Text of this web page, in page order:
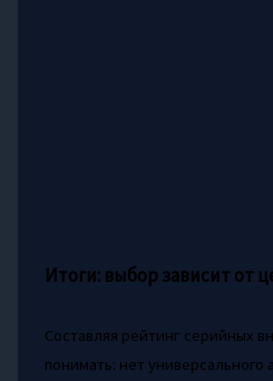
Итоги: выбор зависит от
Составляя рейтинг серийных
понимать: нет